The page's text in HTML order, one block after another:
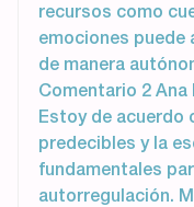
recursos como
emociones puede
de manera
Comentario 2 Ana
Estoy de acuerdo
predecibles y la
fundamentales
autorregulación.